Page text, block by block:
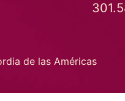
de las Américas